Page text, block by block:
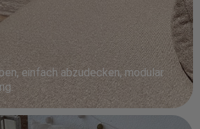
einfach abzudecken, modular